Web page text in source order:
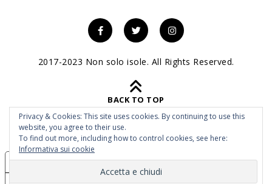
2017-2023 Non solo isole. All Rights Reserved.
BACK TO TOP
Privacy & Cookies: This site uses cookies. By continuing to use this
website, you agree to their use.
To find out more, including how to control cookies, see here:
Informativa sui cookie
Le tue preferenze relative alla privacy